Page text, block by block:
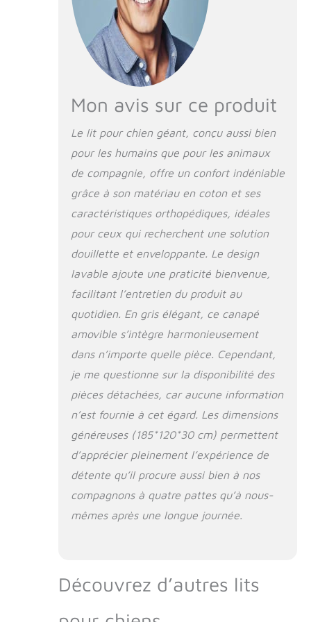
où vous êtes, cela
devient votre oasis
de confort !
Environnement sûr
et confortable :
rembourrages
offrant à votre ami à
quatre pattes un
espace de repos
confortable,
améliorant ainsi son
sentiment de
sécurité. L'utilisation
de notre lit for chien
épaissi aide votre
embrassé et en
paix. Construire un
lien étroit avec votre
Votre chien peut
vous rejoindre dans
pelotonner à côté
de vous ou se blottir
contre vous.
Lorsque vous êtes
tous les deux
immergés dans la
chaleur et le confort
de ce lit homme-
chien, cela renforce
dans le confort :
plongez-vous dans
Mon avis sur ce produit
Le lit pour chien géant, conçu aussi bien
pour les humains que pour les animaux
de compagnie, offre un confort indéniable
grâce à son matériau en coton et ses
caractéristiques orthopédiques, idéales
pour ceux qui recherchent une solution
douillette et enveloppante. Le design
lavable ajoute une praticité bienvenue,
facilitant l’entretien du produit au
quotidien. En gris élégant, ce canapé
amovible s’intègre harmonieusement
dans n’importe quelle pièce. Cependant,
je me questionne sur la disponibilité des
pièces détachées, car aucune information
n’est fournie à cet égard. Les dimensions
généreuses (185*120*30 cm) permettent
d’apprécier pleinement l’expérience de
détente qu’il procure aussi bien à nos
compagnons à quatre pattes qu’à nous-
mêmes après une longue journée.
Découvrez d’autres lits